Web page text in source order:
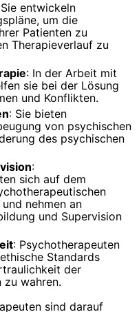
entwickeln
um die
Patienten zu
Therapieverlauf zu
: In der Arbeit mit
sie bei der Lösung
und Konflikten.
: Sie bieten
von psychischen
des psychischen
:
sich auf dem
nehmen an
und Supervision
: Psychotherapeuten
Standards
der
zu wahren.
sind darauf